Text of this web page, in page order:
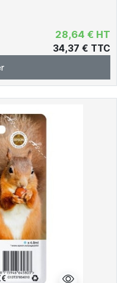
28,64 € HT
34,37 € TTC